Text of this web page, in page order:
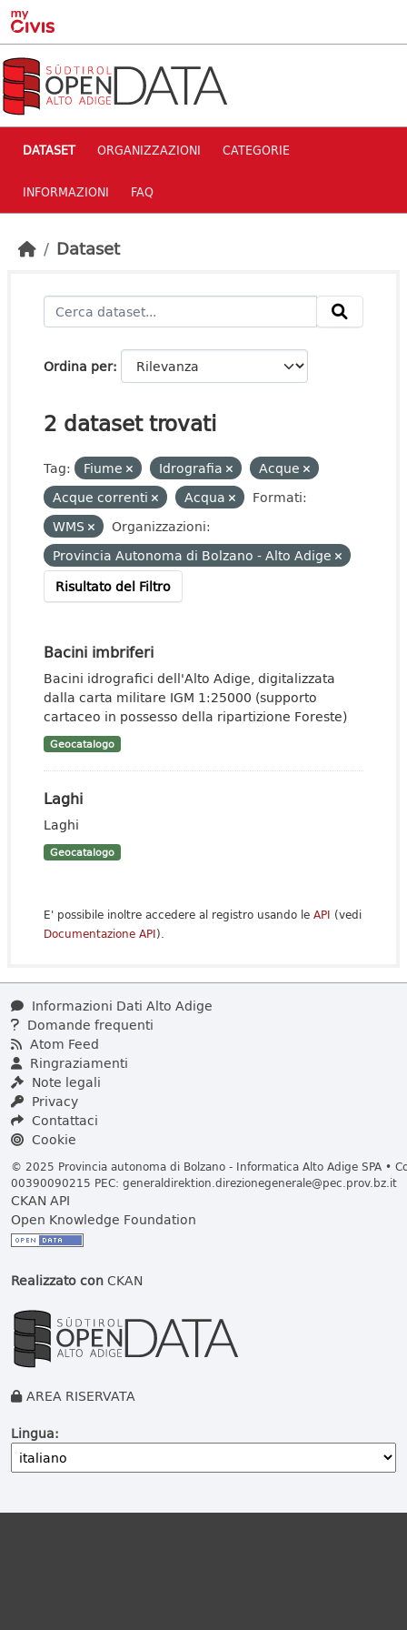
Skip to main content
DATASET ORGANIZZAZIONI CATEGORIE
INFORMAZIONI FAQ
Dataset
Ordina per
2 dataset trovati
Tag: Fiume Idrografia
Acque
Acque correnti
Acqua
Formati:
WMS
Organizzazioni:
Provincia Autonoma di Bolzano - Alto Adige
Risultato del Filtro
Bacini imbriferi
Bacini idrografici dell'Alto Adige, digitalizzata
dalla carta militare IGM 1:25000 (supporto
cartaceo in possesso della ripartizione Foreste)
Geocatalogo
Laghi
Laghi
Geocatalogo
E' possibile inoltre accedere al registro usando le API (vedi
Documentazione API).
Informazioni Dati Alto Adige
Domande frequenti
Atom Feed
Ringraziamenti
Note legali
Privacy
Contattaci
Cookie
© 2025 Provincia autonoma di Bolzano - Informatica Alto Adige SPA •
00390090215 PEC: generaldirektion.direzionegenerale@pec.prov.bz.it
CKAN API
Open Knowledge Foundation
Realizzato conCKAN
AREA RISERVATA
Lingua